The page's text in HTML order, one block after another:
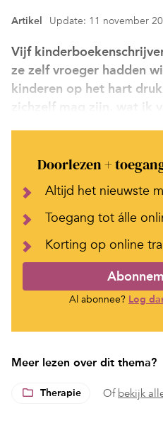
Artikel Update: 11 november
Vijf
ze zelf vroeger hadden
kinderen op het hart
zichzelf mag zijn, wat ik
Doorlezen +
Altijd het nieuwste
Toegang tot álle
Korting op online
Al abonnee? Log
Meer lezen over dit thema?
Therapie Of bekijk